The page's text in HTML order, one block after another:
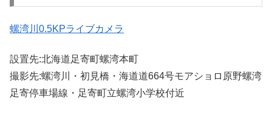
螺湾川0.5KPライブカメラ
設置先:北海道足寄町螺湾本町
撮影先:螺湾川・初見橋・海道道664号モアショロ原野螺湾
足寄停車場線・足寄町立螺湾小学校付近